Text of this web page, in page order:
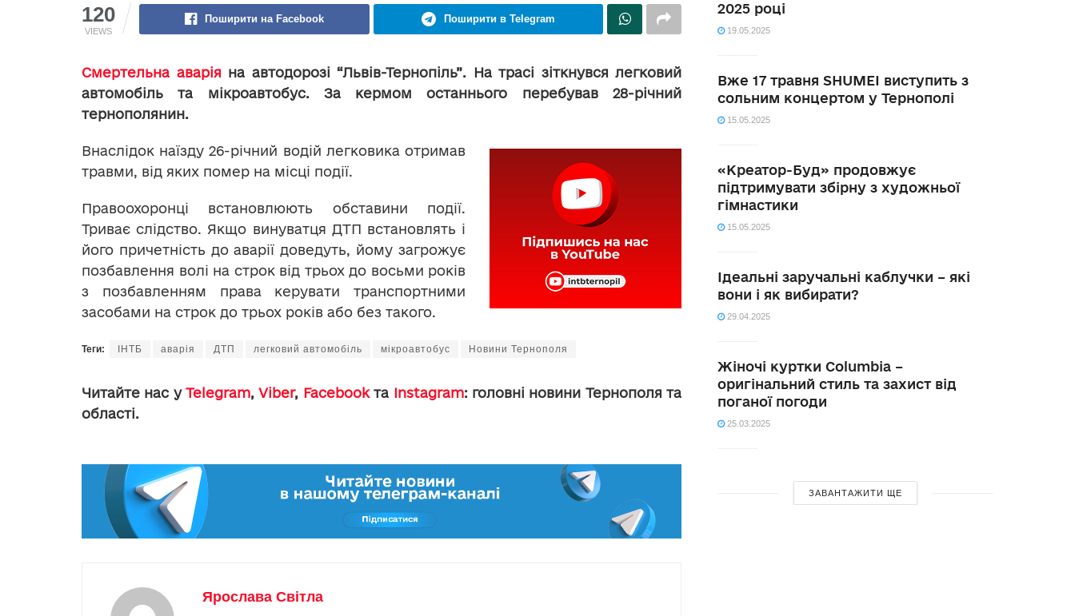
120
VIEWS
Поширити на Facebook Поширити в Telegram
Смертельна аварія на автодорозі “Львів-Тернопіль”. На трасі зіткнувся легковий
автомобіль та мікроавтобус. За кермом останнього перебував 28-річний
тернополянин.
Внаслідок наїзду 26-річний водій легковика отримав
травми, від яких помер на місці події.
Правоохоронці встановлюють обставини події.
Триває слідство. Якщо винуватця ДТП встановлять і
його причетність до аварії доведуть, йому загрожує
позбавлення волі на строк від трьох до восьми років
з позбавленням права керувати транспортними
засобами на строк до трьох років або без такого.
Теги: ІНТБ аварія ДТП легковий автомобіль мікроавтобус Новини Тернополя
Читайте нас уTelegram,Viber, Facebookта Instagram: головні новини Тернополя та
області.
Ярослава Світла
2025 році
19.05.2025
Вже 17 травня SHUMEI виступить з
сольним концертом у Тернополі
15.05.2025
«Креатор-Буд» продовжує
підтримувати збірну з художньої
гімнастики
15.05.2025
Ідеальні заручальні каблучки – які
вони і як вибирати?
29.04.2025
Жіночі куртки Columbia –
оригінальний стиль та захист від
поганої погоди
25.03.2025
ЗАВАНТАЖИТИ ЩЕ